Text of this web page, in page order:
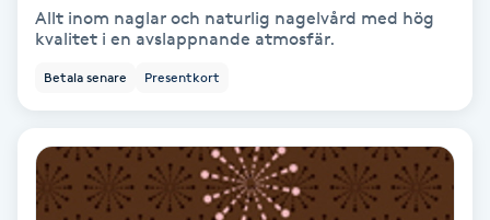
Gruppträning
Allt inom naglar och naturlig nagelvård med hög
kvalitet i en avslappnande atmosfär.
Betala senare Presentkort